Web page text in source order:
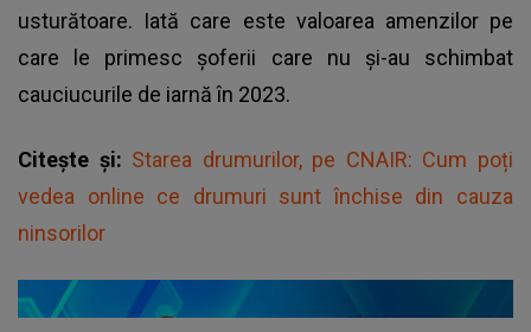
usturătoare. Iată care este valoarea amenzilor pe
care le primesc șoferii care nu și-au schimbat
cauciucurile de iarnă în 2023.
Citește și: Starea drumurilor, pe CNAIR: Cum poți
vedea online ce drumuri sunt închise din cauza
ninsorilor